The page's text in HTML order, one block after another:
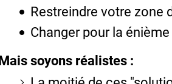
Restreindre votre zone
Changer pour la
Mais soyons réalistes :